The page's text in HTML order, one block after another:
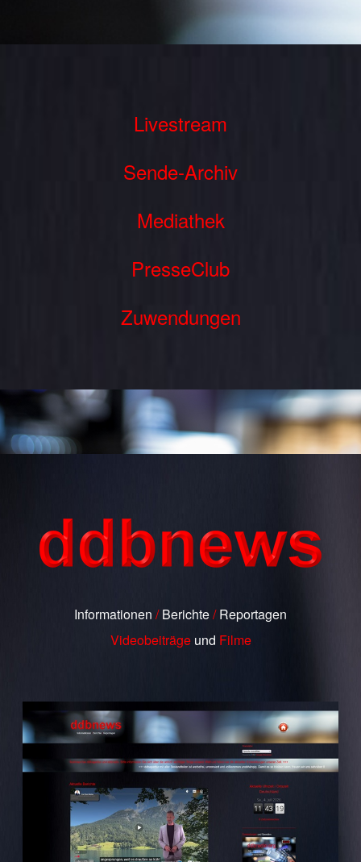
Livestream
Sende-Archiv
Mediathek
PresseClub
Zuwendungen
Informationen /Berichte/Reportagen
Videobeiträge und Filme